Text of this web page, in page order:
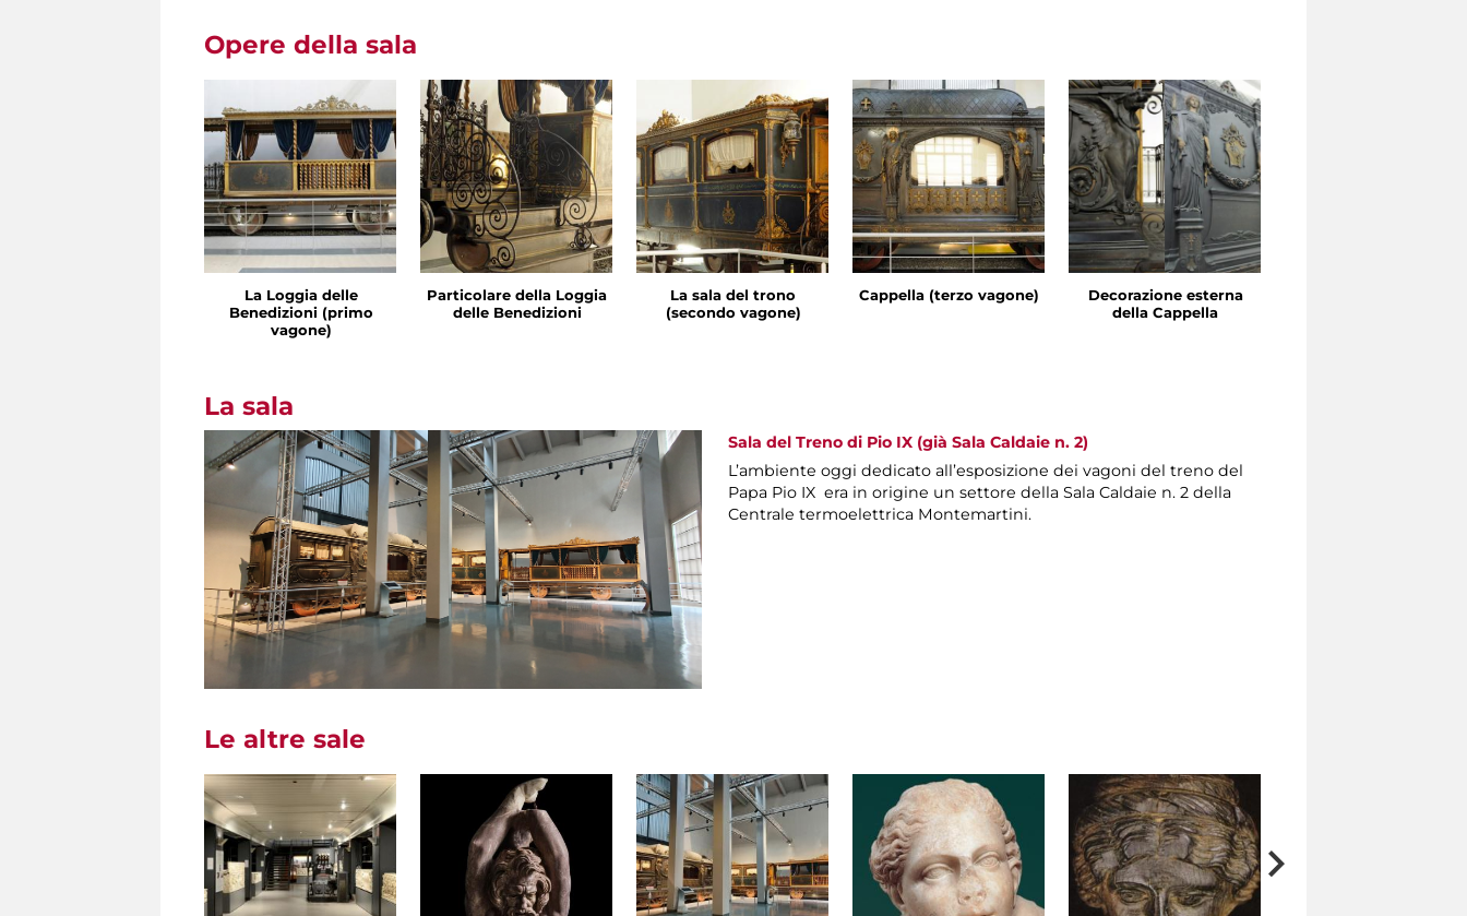
Opere della sala
La Loggia delle
Benedizioni (primo
vagone)
Particolare della Loggia
delle Benedizioni
La sala del trono
(secondo vagone)
Cappella (terzo vagone)
Decorazione esterna
della Cappella
La sala
Sala del Treno di Pio IX (già Sala Caldaie n. 2)
L’ambiente oggi dedicato all’esposizione dei vagoni del treno del
Papa Pio IX era in origine un settore della Sala Caldaie n. 2 della
Centrale termoelettrica Montemartini.
Le altre sale